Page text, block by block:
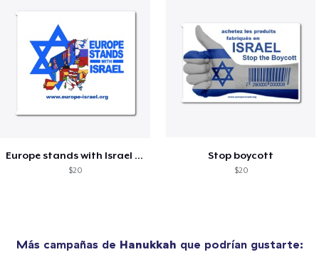
Europe stands with Israel white
$20
Stop boycott
$20
Más campañas de Hanukkah que podrían gustarte: